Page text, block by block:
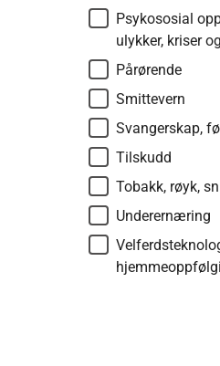
Psykososial
ulykker, kriser
Pårørende
Smittevern
Svangerskap,
Tilskudd
Tobakk, røyk,
Underernæring